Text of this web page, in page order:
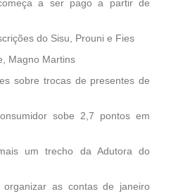
a ser pago a partir de
do Sisu, Prouni e Fies
Magno Martins
sobre trocas de presentes de
sobe 2,7 pontos em
um trecho da Adutora do
as contas de janeiro